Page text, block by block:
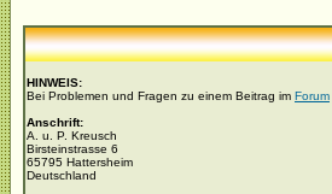
HINWEIS:
Bei Problemen und Fragen zu einem Beitrag im Forum
Anschrift:
A. u. P. Kreusch
Birsteinstrasse 6
65795 Hattersheim
Deutschland